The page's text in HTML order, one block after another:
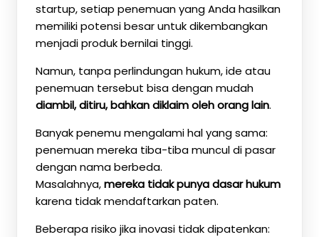
startup, setiap penemuan yang Anda hasilkan
memiliki potensi besar untuk dikembangkan
menjadi produk bernilai tinggi.
Namun, tanpa perlindungan hukum, ide atau
penemuan tersebut bisa dengan mudah
diambil, ditiru, bahkan diklaim oleh orang lain.
Banyak penemu mengalami hal yang sama:
penemuan mereka tiba-tiba muncul di pasar
dengan nama berbeda.
Masalahnya,mereka tidak punya dasar hukum
karena tidak mendaftarkan paten.
Beberapa risiko jika inovasi tidak dipatenkan: